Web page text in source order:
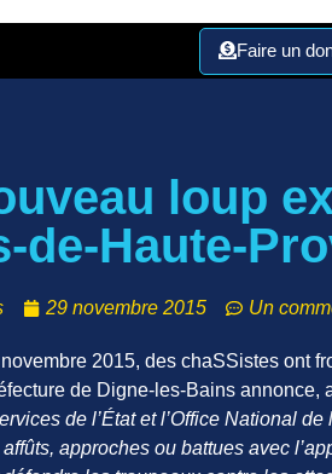
Faire un
loup
de-Haute-
29 novembre 2015 Un
2015, des chaSSistes ont
de Digne-les-Bains annonce,
de l’État et l’Office National
approches ou battues avec